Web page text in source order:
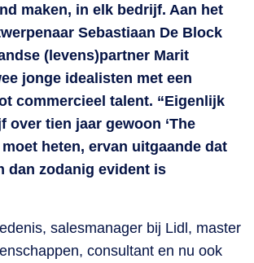
maken, in elk bedrijf. Aan het
Sebastiaan De Block
(levens)partner Marit
jonge idealisten met een
commercieel talent. “Eigenlijk
over tien jaar gewoon ‘The
moet heten, ervan uitgaande dat
dan zodanig evident is
salesmanager bij Lidl, master
consultant en nu ook